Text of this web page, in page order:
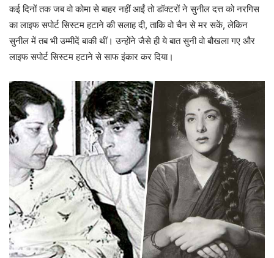
कई दिनों तक जब वो कोमा से बाहर नहीं आईं तो डॉक्टरों ने सुनील दत्त को नरगिस
का लाइफ सपोर्ट सिस्टम हटाने की सलाह दी, ताकि वो चैन से मर सकें, लेकिन
सुनील में तब भी उम्मीदें बाकी थीं। उन्होंने जैसे ही ये बात सुनी वो बौखला गए और
लाइफ सपोर्ट सिस्टम हटाने से साफ इंकार कर दिया।